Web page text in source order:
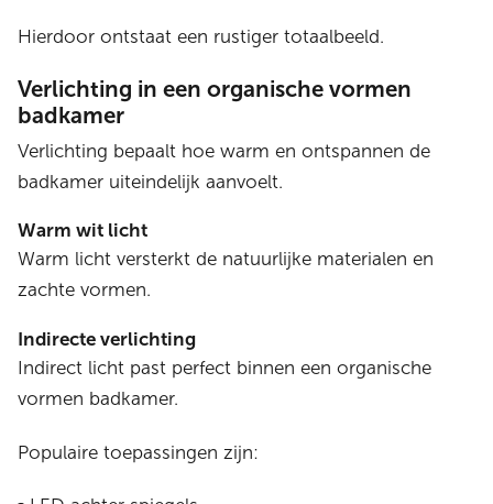
Hierdoor ontstaat een rustiger totaalbeeld.
Verlichting in een organische vormen
badkamer
Verlichting bepaalt hoe warm en ontspannen de
badkamer uiteindelijk aanvoelt.
Warm wit licht
Warm licht versterkt de natuurlijke materialen en
zachte vormen.
Indirecte verlichting
Indirect licht past perfect binnen een organische
vormen badkamer.
Populaire toepassingen zijn: